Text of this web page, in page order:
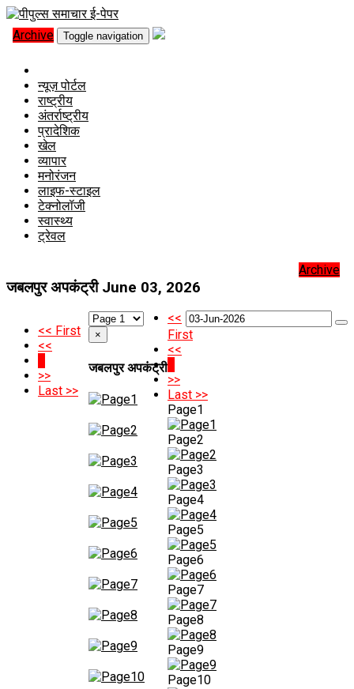
Archive Toggle navigation
न्यूज़ पोर्टल
राष्ट्रीय
अंतर्राष्ट्रीय
प्रादेशिक
खेल
व्यापार
मनोरंजन
लाइफ-स्टाइल
टेक्नोलॉजी
स्वास्थ्य
ट्रेवल
Archive
जबलपुर अपकंट्री June 03, 2026
<< First
<<
>>
Last >>
×
जबलपुर अपकंट्री
<<
First
<<
>>
Last >>
Page1
Page2
Page3
Page4
Page5
Page6
Page7
Page8
Page9
Page10